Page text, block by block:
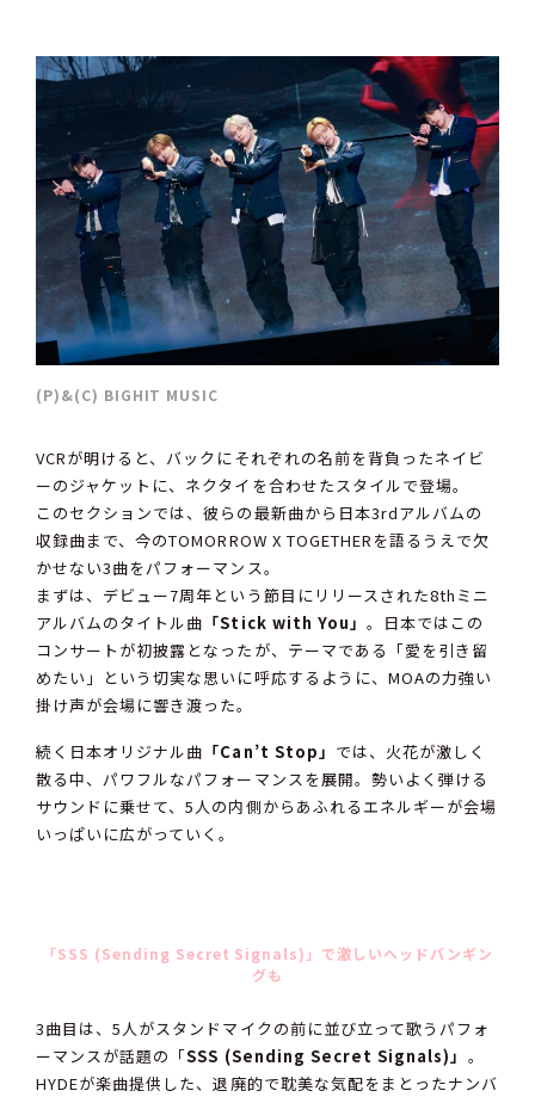
(P)&(C) BIGHIT MUSIC
VCRが明けると、バックにそれぞれの名前を背負ったネイビ
ーのジャケットに、ネクタイを合わせたスタイルで登場。
このセクションでは、彼らの最新曲から日本3rdアルバムの
収録曲まで、今のTOMORROW X TOGETHERを語るうえで欠
かせない3曲をパフォーマンス。
まずは、デビュー7周年という節目にリリースされた8thミニ
アルバムのタイトル曲 「Stick with You」。日本ではこの
コンサートが初披露となったが、テーマである「愛を引き留
めたい」という切実な思いに呼応するように、MOAの力強い
掛け声が会場に響き渡った。
続く日本オリジナル曲 「Can’t Stop」 では、火花が激しく
散る中、パワフルなパフォーマンスを展開。勢いよく弾ける
サウンドに乗せて、5人の内側からあふれるエネルギーが会場
いっぱいに広がっていく。
「SSS (Sending Secret Signals)」で激しいヘッドバンギン
グも
3曲目は、5人がスタンドマイクの前に並び立って歌うパフォ
ーマンスが話題の「SSS (Sending Secret Signals)」 。
HYDEが楽曲提供した、退廃的で耽美な気配をまとったナンバ